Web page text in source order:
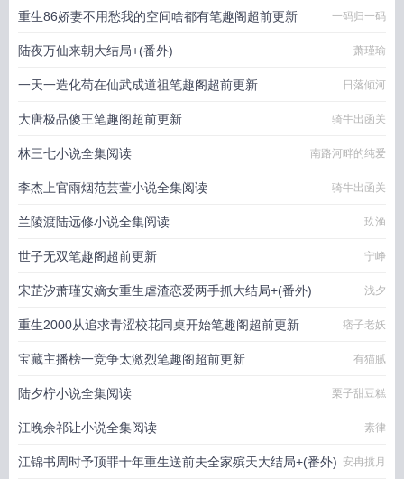
重生86娇妻不用愁我的空间啥都有笔趣阁超前更新 一码归一码
陆夜万仙来朝大结局+(番外) 萧瑾瑜
一天一造化苟在仙武成道祖笔趣阁超前更新 日落倾河
大唐极品傻王笔趣阁超前更新 骑牛出函关
林三七小说全集阅读 南路河畔的纯爱
李杰上官雨烟范芸萱小说全集阅读 骑牛出函关
兰陵渡陆远修小说全集阅读 玖渔
世子无双笔趣阁超前更新 宁峥
宋芷汐萧瑾安嫡女重生虐渣恋爱两手抓大结局+(番外) 浅夕
重生2000从追求青涩校花同桌开始笔趣阁超前更新 痞子老妖
宝藏主播榜一竞争太激烈笔趣阁超前更新 有猫腻
陆夕柠小说全集阅读 栗子甜豆糕
江晚余祁让小说全集阅读 素律
江锦书周时予顶罪十年重生送前夫全家殡天大结局+(番外) 安冉揽月